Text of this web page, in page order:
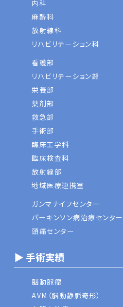
内科
麻酔科
放射線科
リハビリテーション科
看護部
リハビリテーション部
栄養部
薬剤部
救急部
手術部
臨床工学科
臨床検査科
放射線部
地域医療連携室
ガンマナイフセンター
パーキンソン病治療センター
頭痛センター
▶ 手術実績
脳動脈瘤
AVM（脳動静脈奇形）